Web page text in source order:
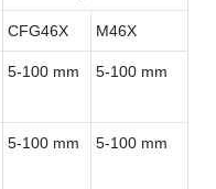
CFG46X M46X
5-100 mm 5-100 mm
5-100 mm 5-100 mm